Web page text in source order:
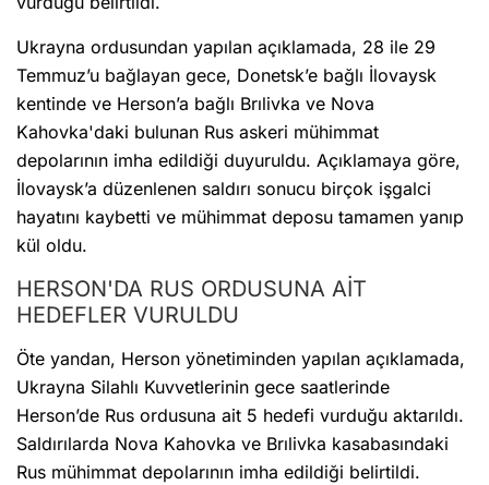
Ukrayna ordusundan yapılan açıklamada, 28 ile 29
Temmuz’u bağlayan gece, Donetsk’e bağlı İlovaysk
kentinde ve Herson’a bağlı Brılivka ve Nova
Kahovka'daki bulunan Rus askeri mühimmat
depolarının imha edildiği duyuruldu. Açıklamaya göre,
İlovaysk’a düzenlenen saldırı sonucu birçok işgalci
hayatını kaybetti ve mühimmat deposu tamamen yanıp
kül oldu.
HERSON'DA RUS ORDUSUNA AİT
HEDEFLER VURULDU
Öte yandan, Herson yönetiminden yapılan açıklamada,
Ukrayna Silahlı Kuvvetlerinin gece saatlerinde
Herson’de Rus ordusuna ait 5 hedefi vurduğu aktarıldı.
Saldırılarda Nova Kahovka ve Brılivka kasabasındaki
Rus mühimmat depolarının imha edildiği belirtildi.